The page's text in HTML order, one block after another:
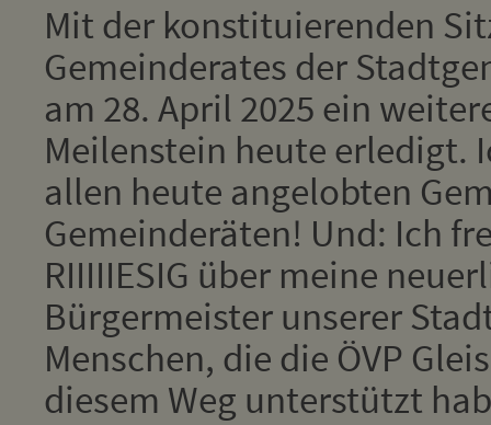
Mit der konstituierenden
Gemeinderates der
am 28. April 2025 ein
Meilenstein heute erledigt.
allen heute angelobten
Gemeinderäten! Und: Ich
RIIIIIESIG über meine
Bürgermeister unserer
Menschen, die die ÖVP
diesem Weg unterstützt